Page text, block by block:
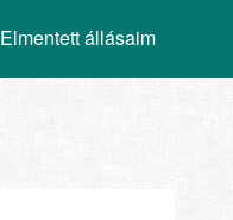
Elmentett állásaim